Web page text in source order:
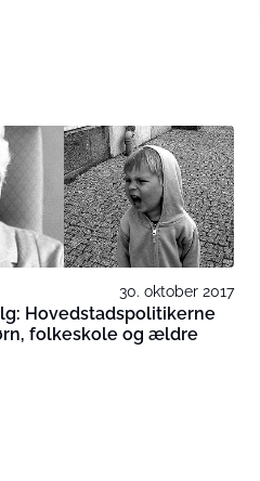
30. oktober 2017
Hovedstadspolitikerne
folkeskole og ældre